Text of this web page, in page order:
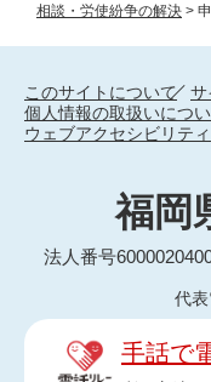
相談・労使紛争の解決 >
このサイトについて
サ
個人情報の取扱いにつ
ウェブアクセシビリティ
福岡
法人番号
代
手話で